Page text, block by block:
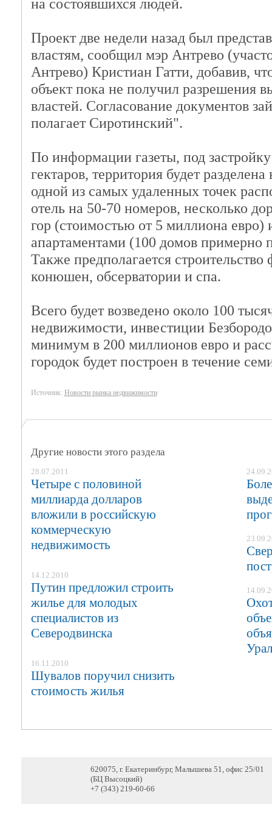
на состоявшихся людей.
Проект две недели назад был
властям, сообщил мэр Антрево
Антрево) Кристиан Гатти, добавив,
объект пока не получил разрешения
властей. Согласование документов
полагает Сиротинский".
По информации газеты, под
гектаров, территория будет
одной из самых удаленных точек
отель на 50-70 номеров, несколько
гор (стоимостью от 5 миллиона евро)
апартаментами (100 домов примерно
Также предполагается
конюшен, обсерватории и спа.
Всего будет возведено около 100
недвижимости, инвестиции
минимум в 200 миллионов евро и
городок будет построен в течение
Источник: Новости рынка недвижимости
Другие новости этого раздела
28.07.2011
Четыре с половиной
миллиарда долларов
вложили в российскую
коммерческую
недвижимость
14.12.2010
Путин предложил строить
жилье для молодых
специалистов из
Северодвинска
16.11.2010
Шувалов поручил снизить
стоимость жилья
620075, г. Екатеринбург, Малышева 51, офис 25/01
(БЦ Высоцкий)
+7 (343) 219-60-66